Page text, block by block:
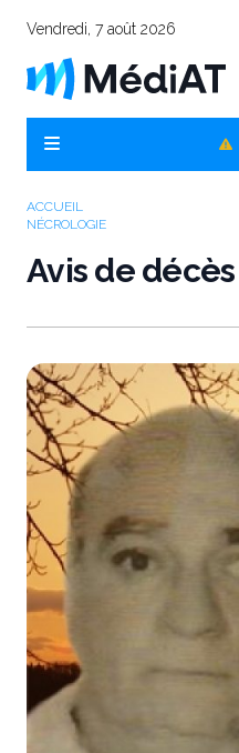
Vendredi, 7 août 2026
ACCUEIL
NÉCROLOGIE
Avis de décès